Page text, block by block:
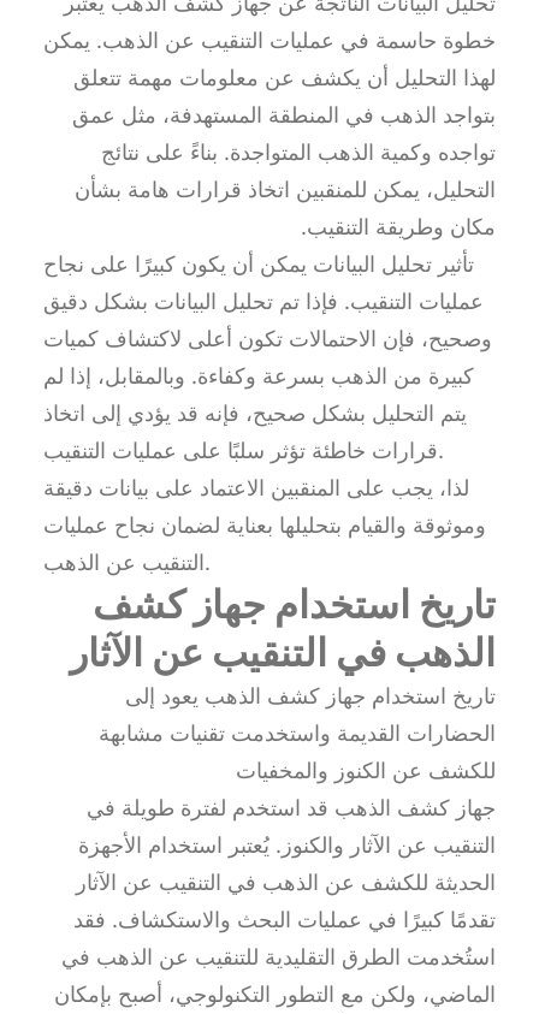
خطوة حاسمة في عمليات التنقيب عن الذهب. يمكن
لهذا التحليل أن يكشف عن معلومات مهمة تتعلق
بتواجد الذهب في المنطقة المستهدفة، مثل عمق
تواجده وكمية الذهب المتواجدة. بناءً على نتائج
التحليل، يمكن للمنقبين اتخاذ قرارات هامة بشأن
مكان وطريقة التنقيب.
تأثير تحليل البيانات يمكن أن يكون كبيرًا على نجاح
عمليات التنقيب. فإذا تم تحليل البيانات بشكل دقيق
وصحيح، فإن الاحتمالات تكون أعلى لاكتشاف كميات
كبيرة من الذهب بسرعة وكفاءة. وبالمقابل، إذا لم
يتم التحليل بشكل صحيح، فإنه قد يؤدي إلى اتخاذ
قرارات خاطئة تؤثر سلبًا على عمليات التنقيب.
لذا، يجب على المنقبين الاعتماد على بيانات دقيقة
وموثوقة والقيام بتحليلها بعناية لضمان نجاح عمليات
التنقيب عن الذهب.
تاريخ استخدام جهاز كشف
الذهب في التنقيب عن الآثار
تاريخ استخدام جهاز كشف الذهب يعود إلى
الحضارات القديمة واستخدمت تقنيات مشابهة
للكشف عن الكنوز والمخفيات
جهاز كشف الذهب قد استخدم لفترة طويلة في
التنقيب عن الآثار والكنوز. يُعتبر استخدام الأجهزة
الحديثة للكشف عن الذهب في التنقيب عن الآثار
تقدمًا كبيرًا في عمليات البحث والاستكشاف. فقد
استُخدمت الطرق التقليدية للتنقيب عن الذهب في
الماضي، ولكن مع التطور التكنولوجي، أصبح بإمكان